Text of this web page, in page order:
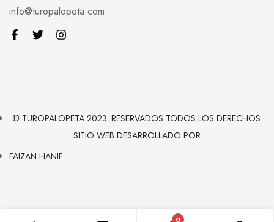
info@turopalopeta.com
© TUROPALOPETA 2023. RESERVADOS TODOS LOS DERECHOS.
SITIO WEB DESARROLLADO POR
FAIZAN HANIF
0